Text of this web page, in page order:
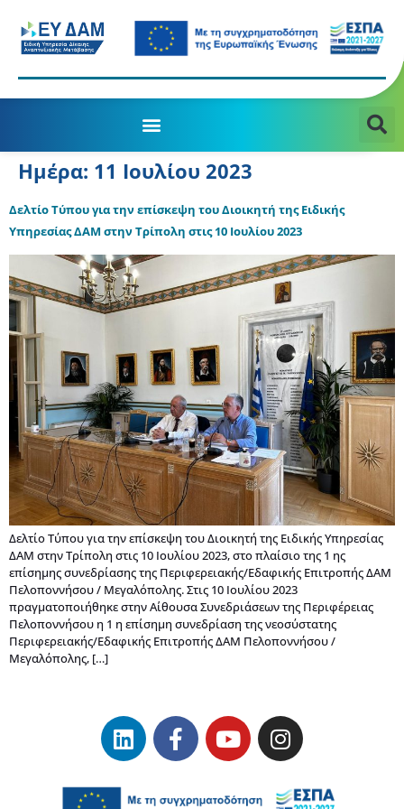
Ημέρα: 11 Ιουλίου 2023
Δελτίο Τύπου για την επίσκεψη του Διοικητή της Ειδικής
Υπηρεσίας ΔΑΜ στην Τρίπολη στις 10 Ιουλίου 2023
Δελτίο Τύπου για την επίσκεψη του Διοικητή της Ειδικής Υπηρεσίας
ΔΑΜ στην Τρίπολη στις 10 Ιουλίου 2023, στο πλαίσιο της 1 ης
επίσημης συνεδρίασης της Περιφερειακής/Εδαφικής Επιτροπής ΔΑΜ
Πελοποννήσου / Μεγαλόπολης. Στις 10 Ιουλίου 2023
πραγματοποιήθηκε στην Αίθουσα Συνεδριάσεων της Περιφέρειας
Πελοποννήσου η 1 η επίσημη συνεδρίαση της νεοσύστατης
Περιφερειακής/Εδαφικής Επιτροπής ΔΑΜ Πελοποννήσου /
Μεγαλόπολης, […]